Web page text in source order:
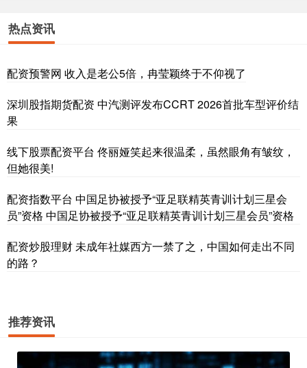
热点资讯
配资预警网 收入是老公5倍，冉莹颖终于不仰视了
深圳股指期货配资 中汽测评发布CCRT 2026首批车型评价结
果
线下股票配资平台 佟丽娅笑起来很温柔，虽然眼角有皱纹，
但她很美!
配资指数平台 中国足协被授予“亚足联精英青训计划三星会
员”资格 中国足协被授予“亚足联精英青训计划三星会员”资格
配资炒股理财 未成年社媒西方一禁了之，中国如何走出不同
的路？
推荐资讯